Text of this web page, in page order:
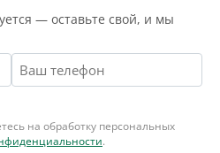
— оставьте свой, и мы
на обработку персональных
.